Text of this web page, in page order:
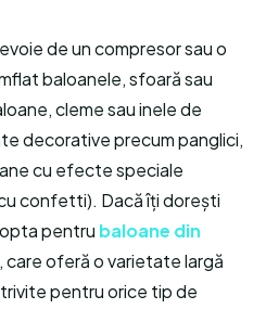
de un compresor sau o
baloanele, sfoară sau
cleme sau inele de
decorative precum panglici,
cu efecte speciale
confetti). Dacă îți dorești
pentru baloane din
, care oferă o varietate largă
pentru orice tip de